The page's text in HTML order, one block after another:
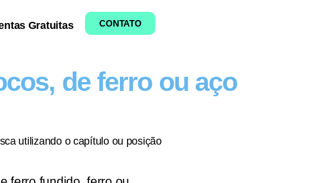
Gratuitas CONTATO
de ferro ou aço
utilizando o capítulo ou posição